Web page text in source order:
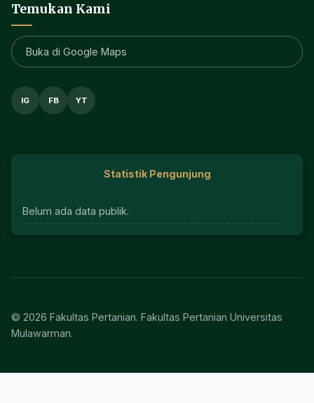
Temukan Kami
Buka di Google Maps
IG FB YT
Statistik Pengunjung
Belum ada data publik.
© 2026 Fakultas Pertanian. Fakultas Pertanian Universitas
Mulawarman.